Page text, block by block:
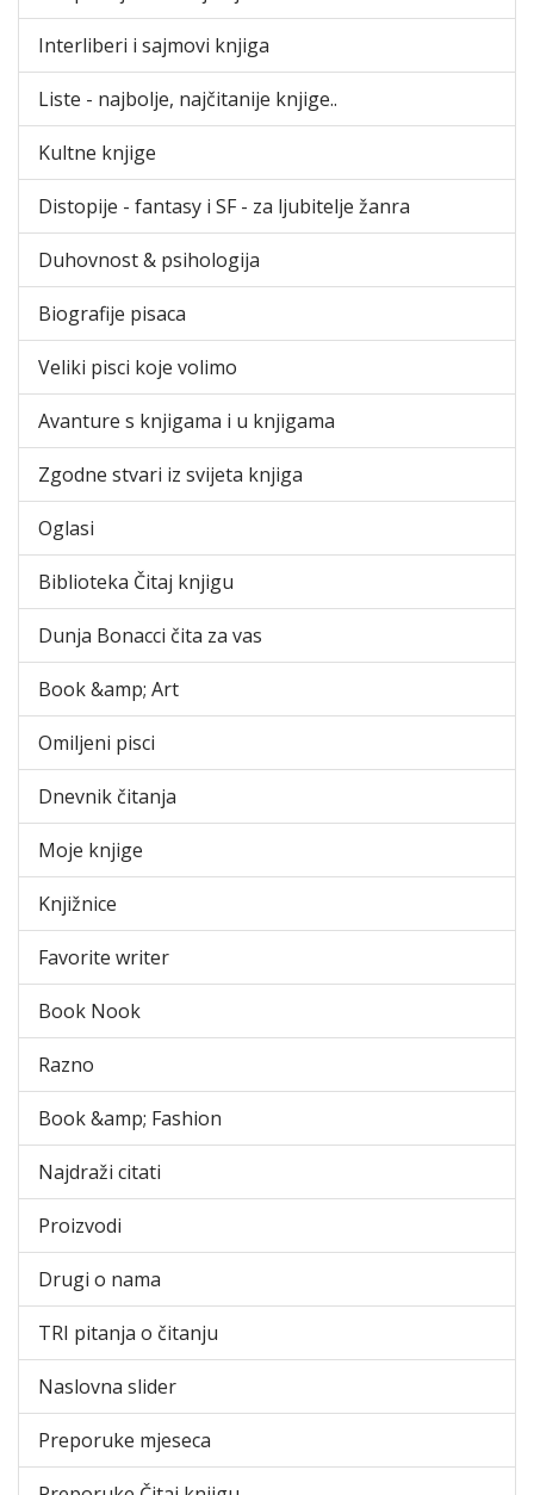
Interliberi i sajmovi knjiga
Liste - najbolje, najčitanije knjige..
Kultne knjige
Distopije - fantasy i SF - za ljubitelje žanra
Duhovnost & psihologija
Biografije pisaca
Veliki pisci koje volimo
Avanture s knjigama i u knjigama
Zgodne stvari iz svijeta knjiga
Oglasi
Biblioteka Čitaj knjigu
Dunja Bonacci čita za vas
Book &amp; Art
Omiljeni pisci
Dnevnik čitanja
Moje knjige
Knjižnice
Favorite writer
Book Nook
Razno
Book &amp; Fashion
Najdraži citati
Proizvodi
Drugi o nama
TRI pitanja o čitanju
Naslovna slider
Preporuke mjeseca